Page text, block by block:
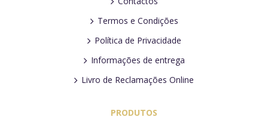
Termos e Condições
Política de Privacidade
Informações de entrega
Livro de Reclamações Online
PRODUTOS